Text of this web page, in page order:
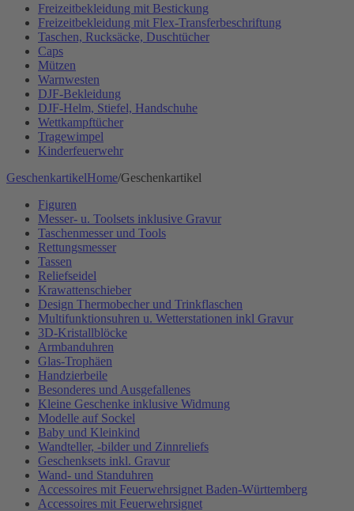
Freizeitbekleidung mit Bestickung
Freizeitbekleidung mit Flex-Transferbeschriftung
Taschen, Rucksäcke, Duschtücher
Caps
Mützen
Warnwesten
DJF-Bekleidung
DJF-Helm, Stiefel, Handschuhe
Wettkampftücher
Tragewimpel
Kinderfeuerwehr
GeschenkartikelHome/Geschenkartikel
Figuren
Messer- u. Toolsets inklusive Gravur
Taschenmesser und Tools
Rettungsmesser
Tassen
Reliefseidel
Krawattenschieber
Design Thermobecher und Trinkflaschen
Multifunktionsuhren u. Wetterstationen inkl Gravur
3D-Kristallblöcke
Armbanduhren
Glas-Trophäen
Handzierbeile
Besonderes und Ausgefallenes
Kleine Geschenke inklusive Widmung
Modelle auf Sockel
Baby und Kleinkind
Wandteller, -bilder und Zinnreliefs
Geschenksets inkl. Gravur
Wand- und Standuhren
Accessoires mit Feuerwehrsignet Baden-Württemberg
Accessoires mit Feuerwehrsignet